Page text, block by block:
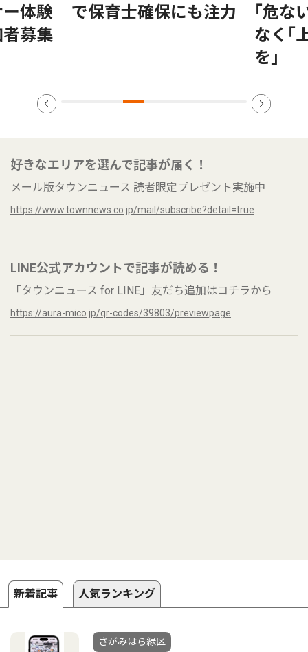
も注力
｢危ないから禁止｣では
旬に
好きなエリアを選んで記事が届く！
メール版タウンニュース 読者限定プレゼント実施中
https://www.townnews.co.jp/mail/subscribe?detail=true
LINE公式アカウントで記事が読める！
「タウンニュース for LINE」友だち追加はコチラから
https://aura-mico.jp/qr-codes/39803/previewpage
新着記事 人気ランキング
さがみはら緑区